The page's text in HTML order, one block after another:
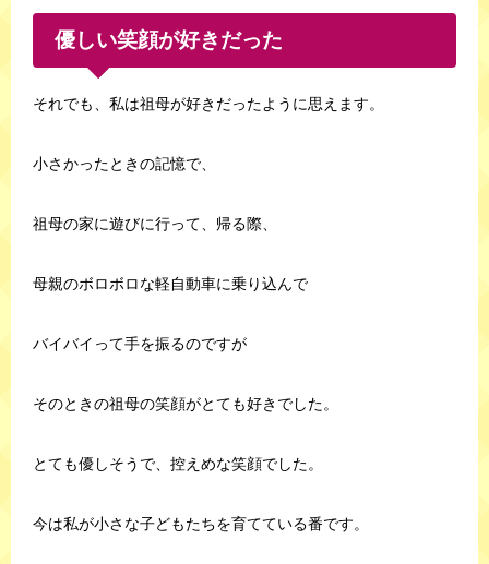
優しい笑顔が好きだった
それでも、私は祖母が好きだったように思えます。
小さかったときの記憶で、
祖母の家に遊びに行って、帰る際、
母親のボロボロな軽自動車に乗り込んで
バイバイって手を振るのですが
そのときの祖母の笑顔がとても好きでした。
とても優しそうで、控えめな笑顔でした。
今は私が小さな子どもたちを育てている番です。